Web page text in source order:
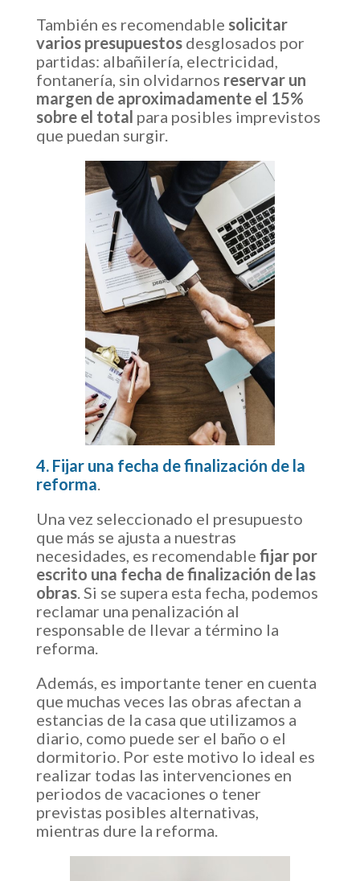
También es recomendable solicitar
varios presupuestosdesglosados por
partidas: albañilería, electricidad,
fontanería, sin olvidarnos reservar un
margen de aproximadamente el 15%
sobre el total para posibles imprevistos
que puedan surgir.
4. Fijar una fecha de finalización de la
reforma.
Una vez seleccionado el presupuesto
que más se ajusta a nuestras
necesidades, es recomendable fijar por
escrito una fecha de finalización de las
obras. Si se supera esta fecha, podemos
reclamar una penalización al
responsable de llevar a término la
reforma.
Además, es importante tener en cuenta
que muchas veces las obras afectan a
estancias de la casa que utilizamos a
diario, como puede ser el baño o el
dormitorio. Por este motivo lo ideal es
realizar todas las intervenciones en
periodos de vacaciones o tener
previstas posibles alternativas,
mientras dure la reforma.